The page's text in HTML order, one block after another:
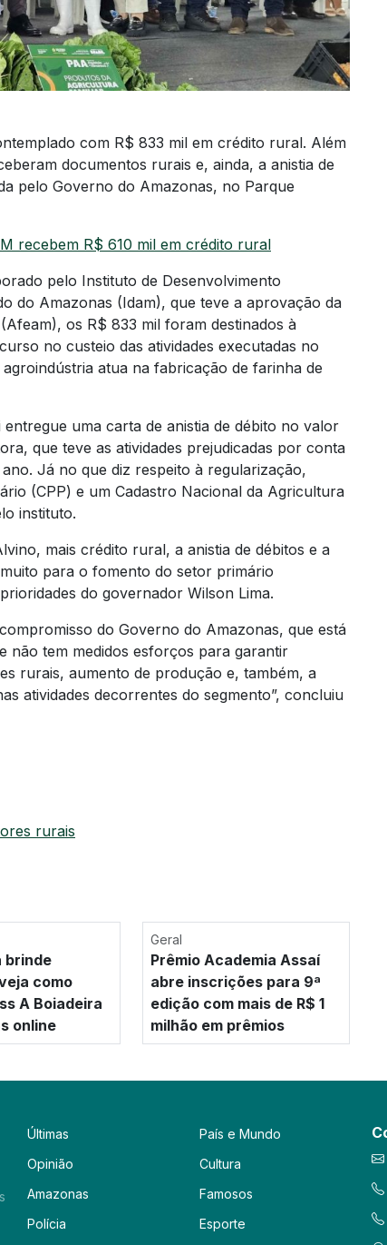
com R$ 833 mil em crédito rural. Além
documentos rurais e, ainda, a anistia de
pelo Governo do Amazonas, no Parque
recebem R$ 610 mil em crédito rural
pelo Instituto de Desenvolvimento
do Amazonas (Idam), que teve a aprovação da
os R$ 833 mil foram destinados à
no custeio das atividades executadas no
atua na fabricação de farinha de
uma carta de anistia de débito no valor
que teve as atividades prejudicadas por conta
Já no que diz respeito à regularização,
(CPP) e um Cadastro Nacional da Agricultura
instituto.
mais crédito rural, a anistia de débitos e a
para o fomento do setor primário
do governador Wilson Lima.
do Governo do Amazonas, que está
não tem medidos esforços para garantir
rurais, aumento de produção e, também, a
atividades decorrentes do segmento”, concluiu
rurais
brinde
como
A Boiadeira
online
Geral
Prêmio Academia Assaí
abre inscrições para 9ª
edição com mais de R$ 1
milhão em prêmios
Últimas
Opinião
Amazonas
Polícia
País e Mundo
Cultura
Famosos
Esporte